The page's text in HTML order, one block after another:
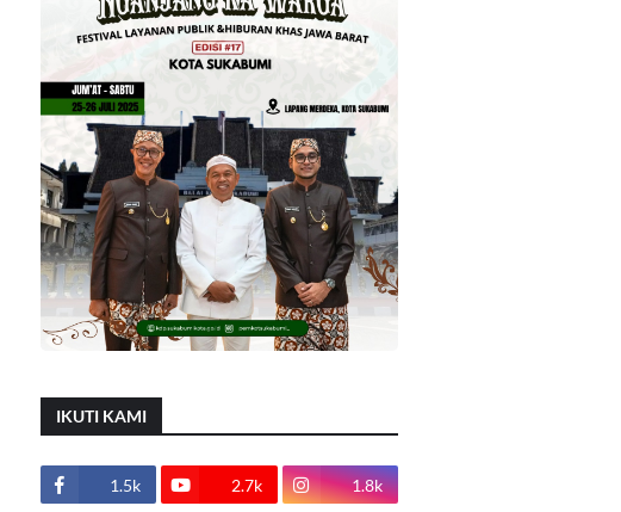
IKUTI KAMI
1.5k 2.7k 1.8k